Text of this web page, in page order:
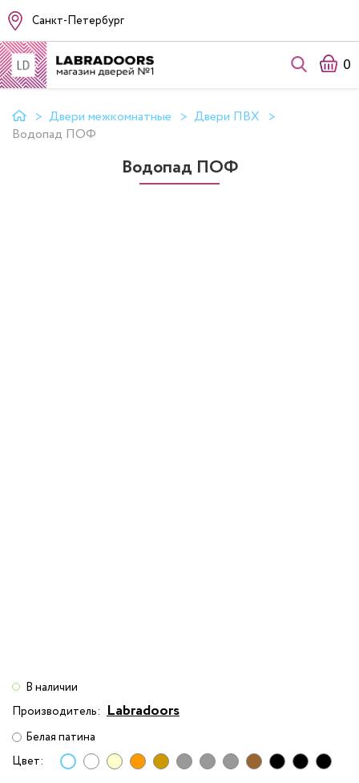
Санкт-Петербург
0
Двери межкомнатные
Двери ПВХ
Водопад ПОФ
Водопад ПОФ
В наличии
Производитель: Labradoors
Белая патина
Цвет: